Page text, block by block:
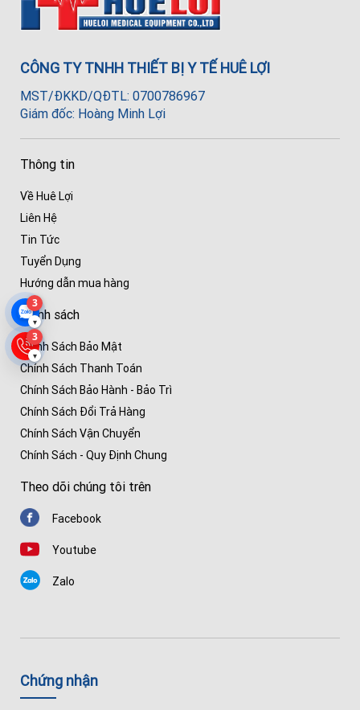
3
▾
3
▾
CÔNG TY TNHH THIẾT BỊ Y TẾ HUÊ LỢI
MST/ĐKKD/QĐTL: 0700786967
Giám đốc: Hoàng Minh Lợi
Thông tin
Về Huê Lợi
Liên Hệ
Tin Tức
Tuyển Dụng
Hướng dẫn mua hàng
Chính sách
Chính Sách Bảo Mật
Chính Sách Thanh Toán
Chính Sách Bảo Hành - Bảo Trì
Chính Sách Đổi Trả Hàng
Chính Sách Vận Chuyển
Chính Sách - Quy Định Chung
Theo dõi chúng tôi trên
Facebook
Youtube
Zalo
Chứng nhận